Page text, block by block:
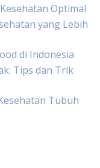
Optimal
yang Lebih
di Indonesia
Tips dan Trik
Tubuh